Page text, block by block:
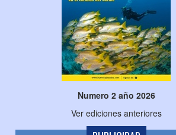
Numero 2 año 2026
Ver ediciones anteriores